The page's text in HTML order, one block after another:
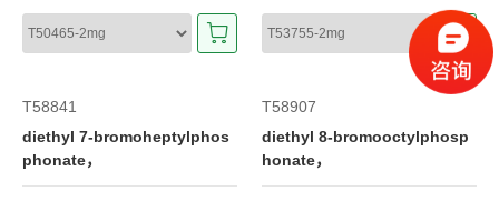
T58841
diethyl 7-bromoheptylphos
phonate，
T58907
diethyl 8-bromooctylphosp
honate，